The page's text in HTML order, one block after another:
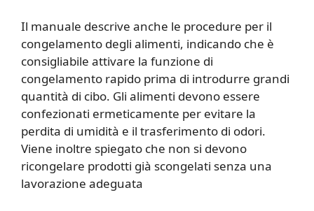
Il manuale descrive anche le procedure per il
congelamento degli alimenti, indicando che è
consigliabile attivare la funzione di
congelamento rapido prima di introdurre grandi
quantità di cibo. Gli alimenti devono essere
confezionati ermeticamente per evitare la
perdita di umidità e il trasferimento di odori.
Viene inoltre spiegato che non si devono
ricongelare prodotti già scongelati senza una
lavorazione adeguata